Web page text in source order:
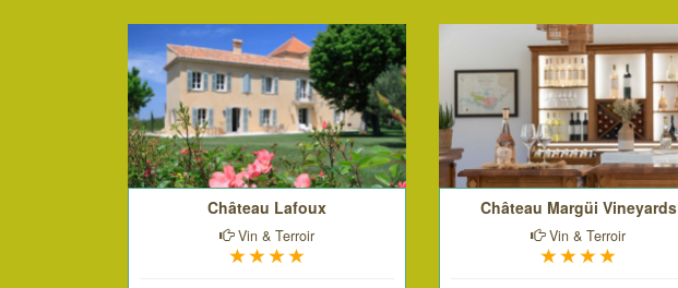
Château Lafoux
Vin & Terroir
Château Margüi Vineyards
Vin & Terroir